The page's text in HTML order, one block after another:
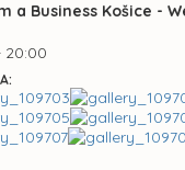
a Business Košice -
20:00